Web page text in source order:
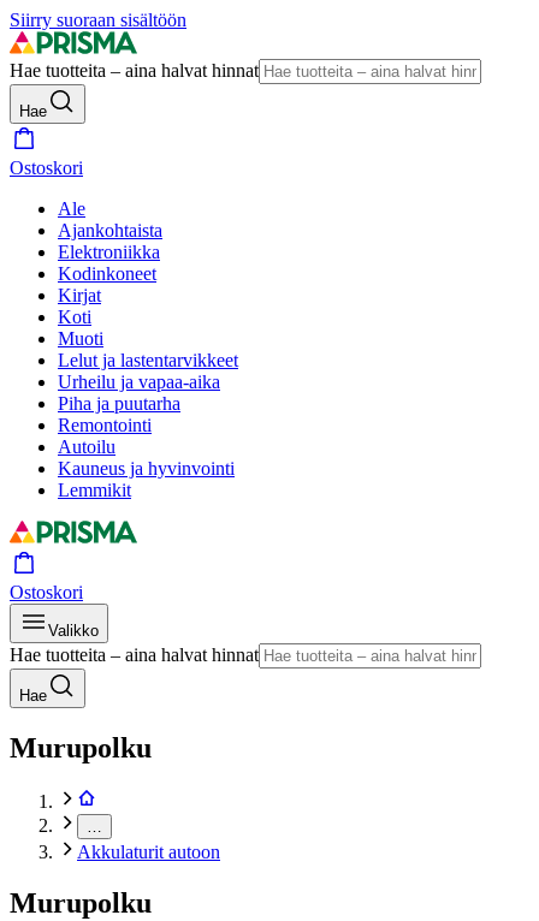
Siirry suoraan sisältöön
Hae tuotteita – aina halvat hinnat
Hae
Ostoskori
Ale
Ajankohtaista
Elektroniikka
Kodinkoneet
Kirjat
Koti
Muoti
Lelut ja lastentarvikkeet
Urheilu ja vapaa-aika
Piha ja puutarha
Remontointi
Autoilu
Kauneus ja hyvinvointi
Lemmikit
Ostoskori
Valikko
Hae tuotteita – aina halvat hinnat
Hae
Murupolku
Akkulaturit autoon
Murupolku